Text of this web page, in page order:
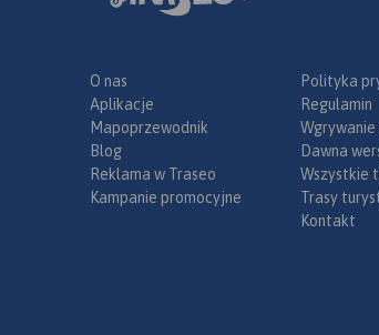
O nas
Aplikacje
Mapoprzewodnik
Blog
Reklama w Traseo
Kampanie promocyjne
Polityka
Regulamin
Wgrywanie
Dawna
Wszystkie
Trasy
Kontakt